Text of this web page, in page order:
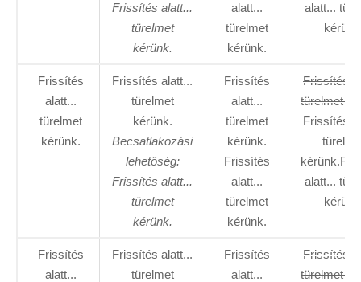
Frissítés alatt...
türelmet
kérünk.
alatt...
türelmet
kérünk.
alatt...
Frissítés
alatt...
türelmet
kérünk.
Frissítés alatt...
türelmet
kérünk.
Becsatlakozási
lehetőség:
Frissítés alatt...
türelmet
kérünk.
Frissítés
alatt...
türelmet
kérünk.
Frissítés
alatt...
türelmet
kérünk.
Frissítés
türelmet
Frissítés
alatt...
Frissítés
alatt...
Frissítés alatt...
türelmet
Frissítés
alatt...
Frissítés
türelmet